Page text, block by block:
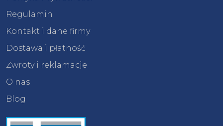
Regulamin
Kontakt i dane firmy
Dostawa i płatność
Zwroty i reklamacje
O nas
Blog